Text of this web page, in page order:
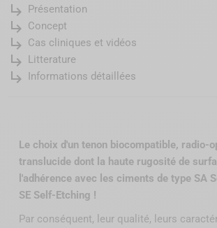
subdirectory_arrow_right Présentation
subdirectory_arrow_right Concept
subdirectory_arrow_right Cas cliniques et vidéos
subdirectory_arrow_right Litterature
subdirectory_arrow_right Informations détaillées
Le choix d'un tenon biocompatible, radio-
translucide dont la haute rugosité de
l'adhérence avec les ciments de type SA
SE Self-Etching !
Par conséquent, leur qualité, leurs